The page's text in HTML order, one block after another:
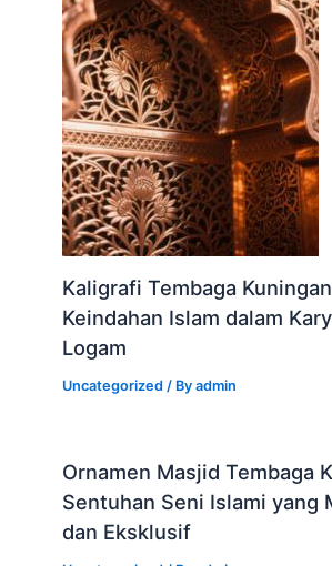
Kaligrafi Tembaga
Keindahan Islam dalam
Logam
Uncategorized / Byadmin
Ornamen Masjid Tembaga
Sentuhan Seni Islami yang
dan Eksklusif